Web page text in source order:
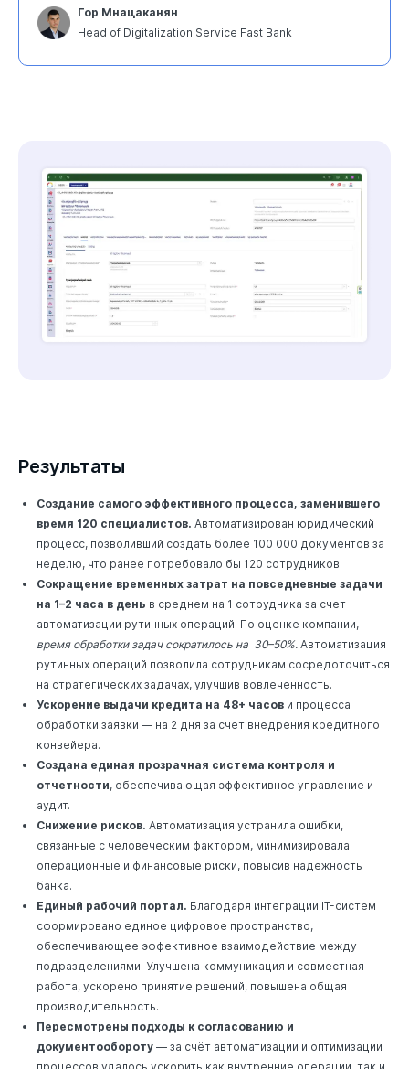
Гор Мнацаканян
Head of Digitalization Service Fast Bank
Результаты
Создание самого эффективного процесса, заменившего
время 120 специалистов. Автоматизирован юридический
процесс, позволивший создать более 100 000 документов за
неделю, что ранее потребовало бы 120 сотрудников.
Сокращение временных затрат на повседневные задачи
на 1–2 часа в день в среднем на 1 сотрудника за счет
автоматизации рутинных операций. По оценке компании,
время обработки задач сократилось на 30–50%. Автоматизация
рутинных операций позволила сотрудникам сосредоточиться
на стратегических задачах, улучшив вовлеченность.
Ускорение выдачи кредита на 48+ часов и процесса
обработки заявки — на 2 дня за счет внедрения кредитного
конвейера.
Создана единая прозрачная система контроля и
отчетности, обеспечивающая эффективное управление и
аудит.
Снижение рисков. Автоматизация устранила ошибки,
связанные с человеческим фактором, минимизировала
операционные и финансовые риски, повысив надежность
банка.
Единый рабочий портал. Благодаря интеграции IT-систем
сформировано единое цифровое пространство,
обеспечивающее эффективное взаимодействие между
подразделениями. Улучшена коммуникация и совместная
работа, ускорено принятие решений, повышена общая
производительность.
Пересмотрены подходы к согласованию и
документообороту — за счёт автоматизации и оптимизации